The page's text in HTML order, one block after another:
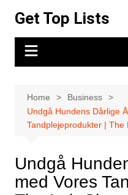
content
Get Top Lists
Home
Business
Undgå Hundens Dårlige
Tandplejeprodukter | The
Undgå
med Vores